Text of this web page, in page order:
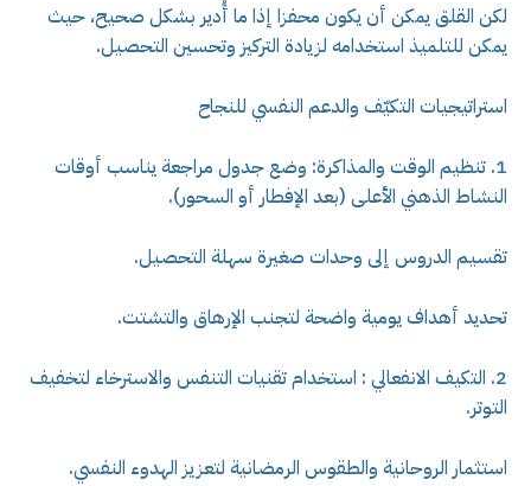
لكن القلق يمكن أن يكون محفزا إذا ما أُدير بشكل صحيح، حيث
يمكن للتلميذ استخدامه لزيادة التركيز وتحسين التحصيل.
استراتيجيات التكيّف والدعم النفسي للنجاح
1. تنظيم الوقت والمذاكرة: وضع جدول مراجعة يناسب أوقات
النشاط الذهني الأعلى (بعد الإفطار أو السحور).
تقسيم الدروس إلى وحدات صغيرة سهلة التحصيل.
تحديد أهداف يومية واضحة لتجنب الإرهاق والتشتت.
2. التكيف الانفعالي : استخدام تقنيات التنفس والاسترخاء لتخفيف
التوتر.
استثمار الروحانية والطقوس الرمضانية لتعزيز الهدوء النفسي.